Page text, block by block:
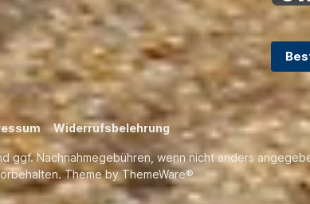
Widerrufsbelehrung
ggf. Nachnahmegebühren, wenn nicht anders
Theme byThemeWare®